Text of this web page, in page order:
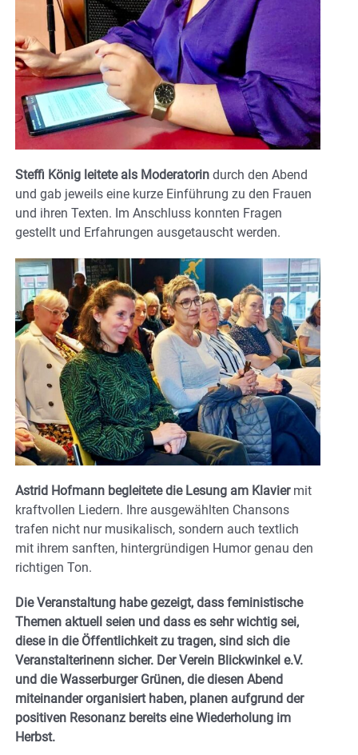
Steffi König leitete als Moderatorin durch den Abend
und gab jeweils eine kurze Einführung zu den Frauen
und ihren Texten. Im Anschluss konnten Fragen
gestellt und Erfahrungen ausgetauscht werden.
Astrid Hofmann begleitete die Lesung am Klaviermit
kraftvollen Liedern. Ihre ausgewählten Chansons
trafen nicht nur musikalisch, sondern auch textlich
mit ihrem sanften, hintergründigen Humor genau den
richtigen Ton.
Die Veranstaltung habe gezeigt, dass feministische
Themen aktuell seien und dass es sehr wichtig sei,
diese in die Öffentlichkeit zu tragen, sind sich die
Veranstalterinenn sicher. Der Verein Blickwinkel e.V.
und die Wasserburger Grünen, die diesen Abend
miteinander organisiert haben, planen aufgrund der
positiven Resonanz bereits eine Wiederholung im
Herbst.